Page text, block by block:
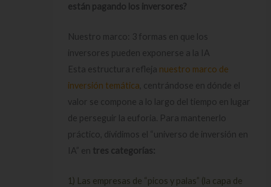
están pagando los inversores?
Nuestro marco: 3 formas en que los
inversores pueden exponerse a la IA
Esta estructura refleja nuestro marco de
inversión temática , centrándose en dónde el
valor se compone a lo largo del tiempo en lugar
de perseguir la euforia. Para mantenerlo
práctico, dividimos el “universo de inversión en
IA” en tres categorías:
1) Las empresas de “picos y palas” (la capa de